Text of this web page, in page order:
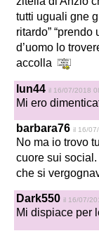
tutti uguali gne
ritardo”
d’uomo lo
accolla
lun44 il 16/07/2018
Mi ero
barbara76 il 16/
No ma io trovo
cuore sui social.
che si
Dark550 il 16/07/
Mi dispiace per